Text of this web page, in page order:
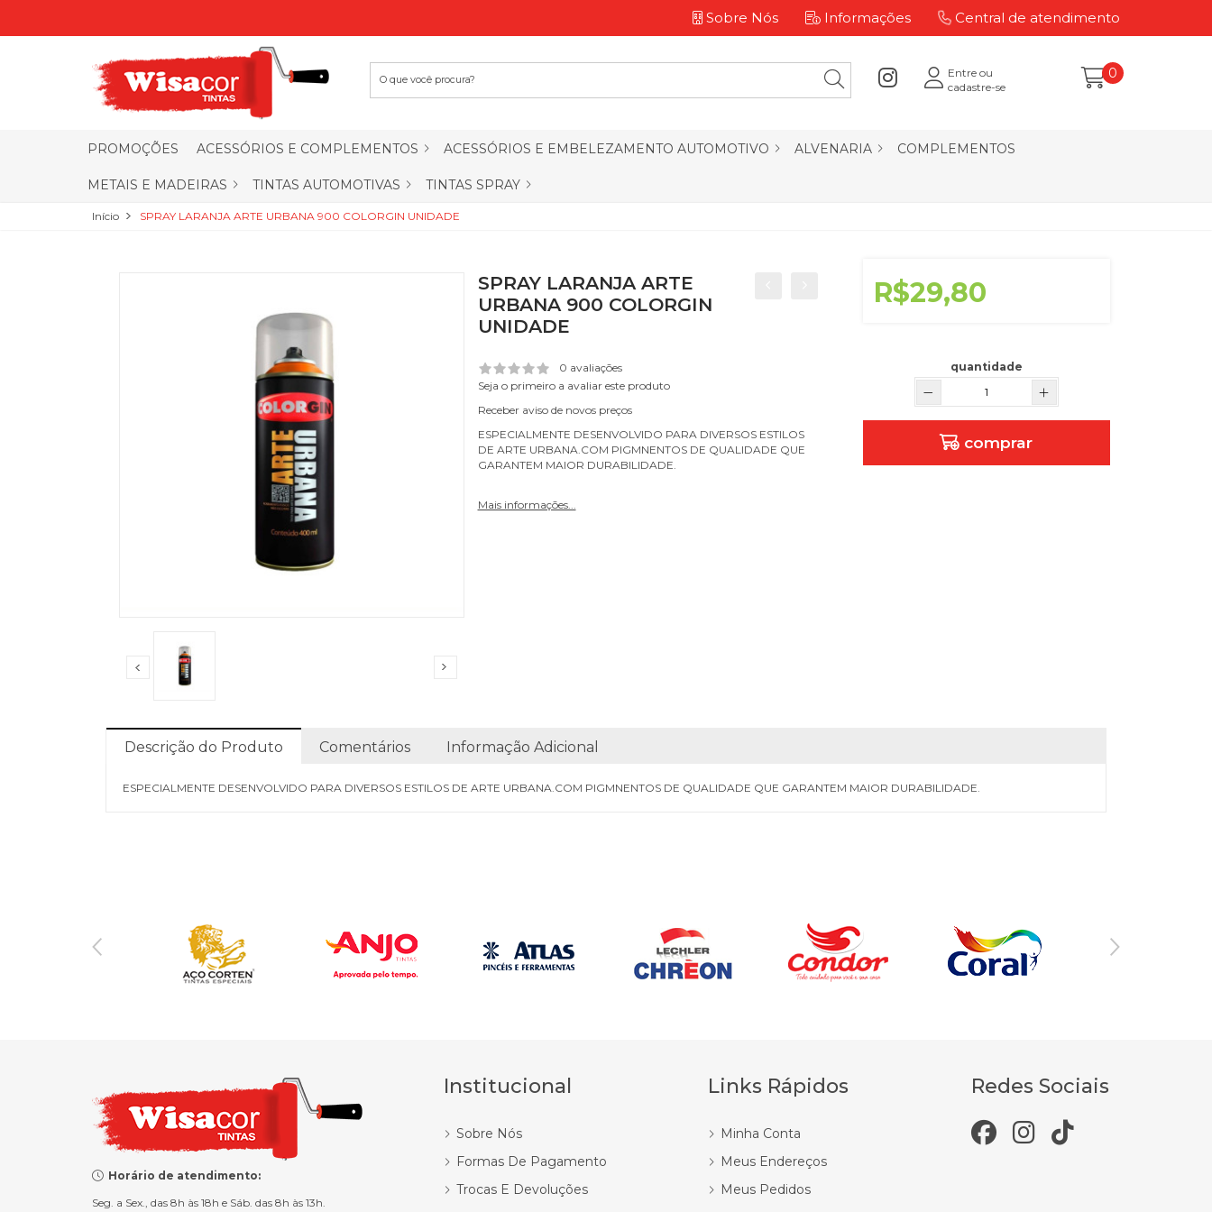
Sobre Nós Informações Central de atendimento
Entre ou
cadastre-se
0
PROMOÇÕES ACESSÓRIOS E COMPLEMENTOS ACESSÓRIOS E EMBELEZAMENTO AUTOMOTIVO ALVENARIA COMPLEMENTOS
METAIS E MADEIRAS TINTAS AUTOMOTIVAS TINTAS SPRAY
Início SPRAY LARANJA ARTE URBANA 900 COLORGIN UNIDADE
SPRAY LARANJA ARTE
URBANA 900 COLORGIN
UNIDADE
0 avaliações
Seja o primeiro a avaliar este produto
Receber aviso de novos preços
ESPECIALMENTE DESENVOLVIDO PARA DIVERSOS ESTILOS
DE ARTE URBANA.COM PIGMNENTOS DE QUALIDADE QUE
GARANTEM MAIOR DURABILIDADE.
Mais informações...
R$29,80
quantidade
comprar
Descrição do Produto Comentários Informação Adicional
ESPECIALMENTE DESENVOLVIDO PARA DIVERSOS ESTILOS DE ARTE URBANA.COM PIGMNENTOS DE QUALIDADE QUE GARANTEM MAIOR DURABILIDADE.
Horário de atendimento:
Seg. a Sex., das 8h às 18h e Sáb. das 8h às 13h.
Institucional
Sobre Nós
Formas De Pagamento
Trocas E Devoluções
Links Rápidos
Minha Conta
Meus Endereços
Meus Pedidos
Redes Sociais